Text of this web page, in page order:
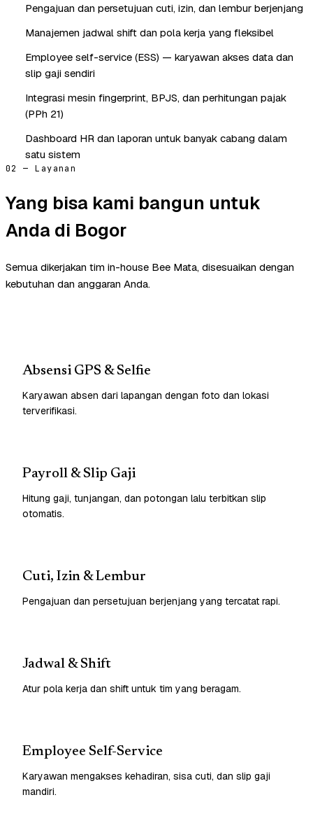
Pengajuan dan persetujuan cuti, izin, dan lembur berjenjang
Manajemen jadwal shift dan pola kerja yang fleksibel
Employee self-service (ESS) — karyawan akses data dan
slip gaji sendiri
Integrasi mesin fingerprint, BPJS, dan perhitungan pajak
(PPh 21)
Dashboard HR dan laporan untuk banyak cabang dalam
satu sistem
02 — Layanan
Yang bisa kami bangun untuk
Anda di Bogor
Semua dikerjakan tim in-house Bee Mata, disesuaikan dengan
kebutuhan dan anggaran Anda.
Absensi GPS & Selfie
Karyawan absen dari lapangan dengan foto dan lokasi
terverifikasi.
Payroll & Slip Gaji
Hitung gaji, tunjangan, dan potongan lalu terbitkan slip
otomatis.
Cuti, Izin & Lembur
Pengajuan dan persetujuan berjenjang yang tercatat rapi.
Jadwal & Shift
Atur pola kerja dan shift untuk tim yang beragam.
Employee Self-Service
Karyawan mengakses kehadiran, sisa cuti, dan slip gaji
mandiri.